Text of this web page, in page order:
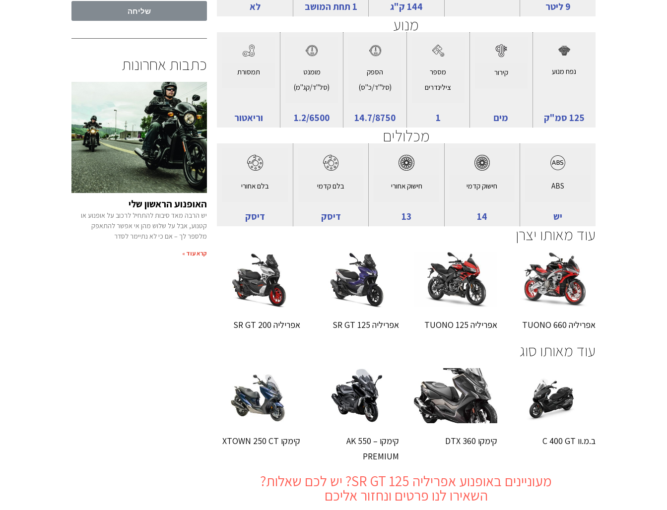
9 ליטר 144 ק"ג 1 תחת המושב לא
מנוע
נפח מנוע
125 סמ"ק
קירור
מים
מספר
צילינדרים
1
הספק
(סל"ד/כ"ס)
14.7/8750
מומנט
(סל"ד/קג"מ)
1.2/6500
תמסורת
וריאטור
מכלולים
ABS
יש
חישוק קדמי
14
חישוק אחורי
13
בלם קדמי
דיסק
בלם אחורי
דיסק
עוד מאותו יצרן
אפריליה TUONO 660 אפריליה TUONO 125 אפריליה SR GT 125 אפריליה SR GT 200
עוד מאותו סוג
ב.מ.וו C 400 GT קימקו DTX 360
קימקו AK 550 –
PREMIUM
קימקו XTOWN 250 CT
מעוניינים באופנוע אפריליה SR GT 125 ? יש לכם שאלות?
השאירו לנו פרטים ונחזור אליכם
שליחה
כתבות אחרונות
האופנוע הראשון שלי
יש הרבה מאד סיבות להתחיל לרכוב על אופנוע או
קטנוע, אבל על שלוש מהן אי אפשר להתאפק
מלספר לך – אם כי לא נתיימר לסדר
קרא עוד »